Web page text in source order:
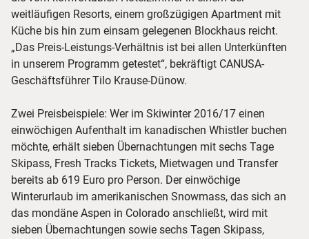
weitläufigen Resorts, einem großzügigen Apartment mit
Küche bis hin zum einsam gelegenen Blockhaus reicht.
„Das Preis-Leistungs-Verhältnis ist bei allen Unterkünften
in unserem Programm getestet“, bekräftigt CANUSA-
Geschäftsführer Tilo Krause-Dünow.
Zwei Preisbeispiele: Wer im Skiwinter 2016/17 einen
einwöchigen Aufenthalt im kanadischen Whistler buchen
möchte, erhält sieben Übernachtungen mit sechs Tage
Skipass, Fresh Tracks Tickets, Mietwagen und Transfer
bereits ab 619 Euro pro Person. Der einwöchige
Winterurlaub im amerikanischen Snowmass, das sich an
das mondäne Aspen in Colorado anschließt, wird mit
sieben Übernachtungen sowie sechs Tagen Skipass,